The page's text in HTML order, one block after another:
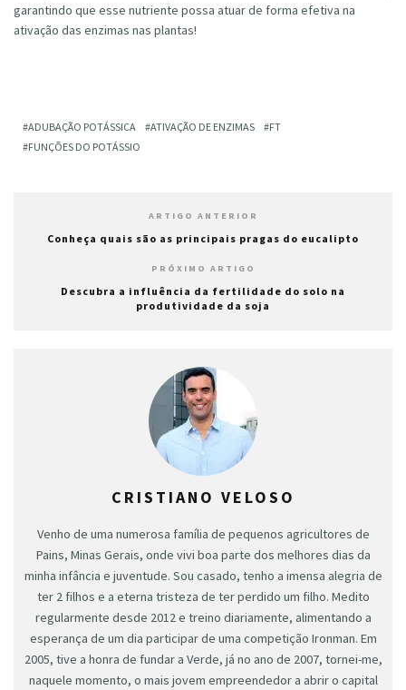
garantindo que esse nutriente possa atuar de forma efetiva na
ativação das enzimas nas plantas!
ADUBAÇÃO POTÁSSICA ATIVAÇÃO DE ENZIMAS
FT
FUNÇÕES DO POTÁSSIO
ARTIGO ANTERIOR
Conheça quais são as principais pragas do eucalipto
PRÓXIMO ARTIGO
Descubra a influência da fertilidade do solo na
produtividade da soja
CRISTIANO VELOSO
Venho de uma numerosa família de pequenos agricultores de
Pains, Minas Gerais, onde vivi boa parte dos melhores dias da
minha infância e juventude. Sou casado, tenho a imensa alegria de
ter 2 filhos e a eterna tristeza de ter perdido um filho. Medito
regularmente desde 2012 e treino diariamente, alimentando a
esperança de um dia participar de uma competição Ironman. Em
2005, tive a honra de fundar a Verde, já no ano de 2007, tornei-me,
naquele momento, o mais jovem empreendedor a abrir o capital